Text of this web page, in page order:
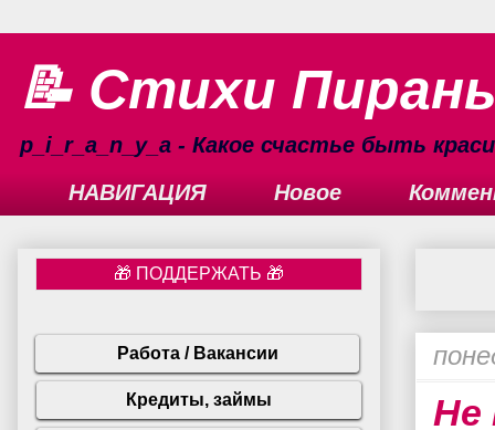
📝 Стихи
p_i_r_a_n_y_a - Какое счастье быть
НАВИГАЦИЯ
Новое
Не